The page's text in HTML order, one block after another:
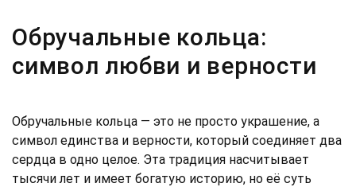
Обручальные кольца:
символ любви и верности
Обручальные кольца — это не просто украшение, а
символ единства и верности, который соединяет два
сердца в одно целое. Эта традиция насчитывает
тысячи лет и имеет богатую историю, но её суть